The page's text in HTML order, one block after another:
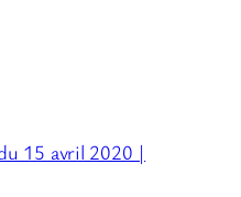
15 avril 2020 |